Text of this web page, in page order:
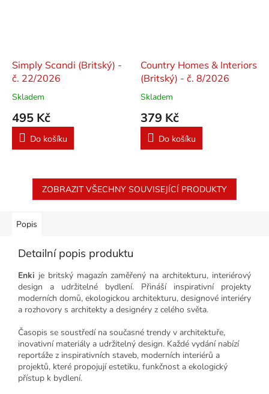
Simply Scandi (Britský) -
č. 22/2026
Skladem
495 Kč
Do košíku
Country Homes & Interiors
(Britský) - č. 8/2026
Skladem
379 Kč
Do košíku
ZOBRAZIT VŠECHNY SOUVISEJÍCÍ PRODUKTY
Popis
Detailní popis produktu
Enki je britský magazín zaměřený na architekturu, interiérový
design a udržitelné bydlení. Přináší inspirativní projekty
moderních domů, ekologickou architekturu, designové interiéry
a rozhovory s architekty a designéry z celého světa.
Časopis se soustředí na současné trendy v architektuře,
inovativní materiály a udržitelný design. Každé vydání nabízí
reportáže z inspirativních staveb, moderních interiérů a
projektů, které propojují estetiku, funkčnost a ekologický
přístup k bydlení.